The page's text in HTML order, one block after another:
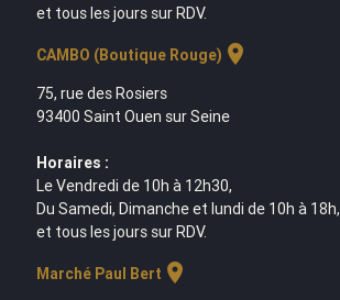
et tous les jours sur RDV.
CAMBO (Boutique Rouge) location_on
75, rue des Rosiers
93400 Saint Ouen sur Seine
Horaires :
Le Vendredi de 10h à 12h30,
Du Samedi, Dimanche et lundi de 10h à 18h,
et tous les jours sur RDV.
Marché Paul Bert location_on